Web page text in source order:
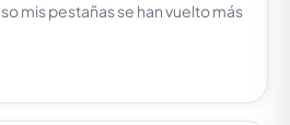
mis pestañas se han vuelto más